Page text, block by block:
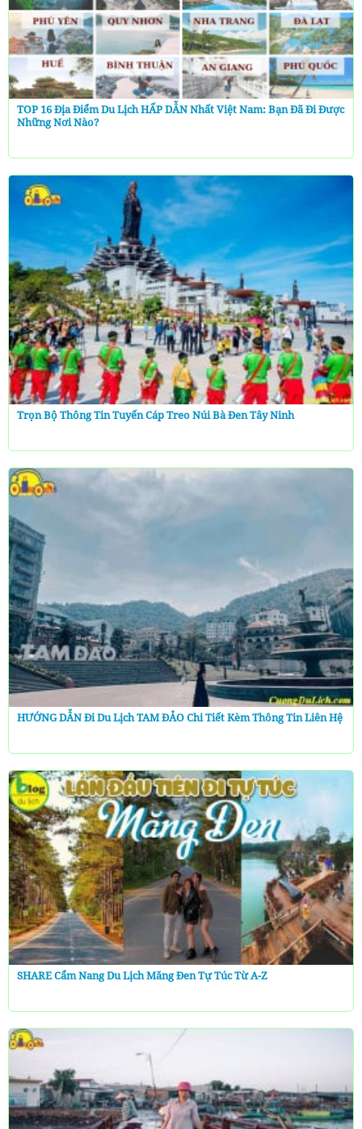
TOP 16 Địa Điểm Du Lịch HẤP DẪN Nhất Việt Nam: Bạn Đã Đi Được
Những Nơi Nào?
Trọn Bộ Thông Tin Tuyến Cáp Treo Núi Bà Đen Tây Ninh
HƯỚNG DẪN Đi Du Lịch TAM ĐẢO Chi Tiết Kèm Thông Tin Liên Hệ
SHARE Cẩm Nang Du Lịch Măng Đen Tự Túc Từ A-Z